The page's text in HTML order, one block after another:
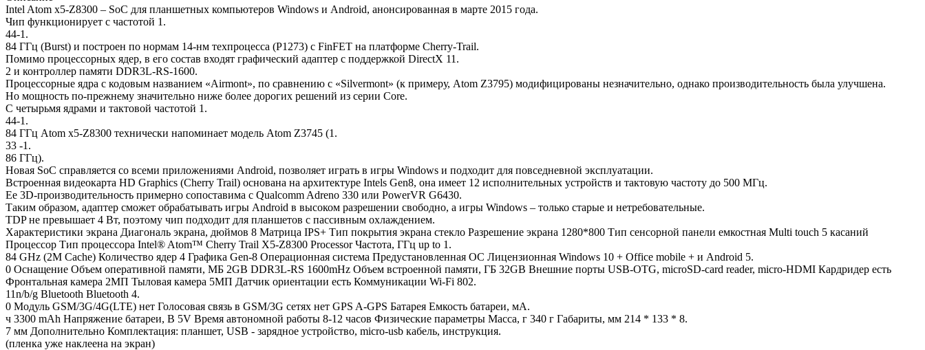
Intel Atom x5-Z8300 – SoC для планшетных компьютеров Windows и Android, анонсированная в марте 2015 года.
Чип функционирует с частотой 1.
44-1.
84 ГГц (Burst) и построен по нормам 14-нм техпроцесса (P1273) с FinFET на платформе Cherry-Trail.
Помимо процессорных ядер, в его состав входят графический адаптер с поддержкой DirectX 11.
2 и контроллер памяти DDR3L-RS-1600.
Процессорные ядра с кодовым названием «Airmont», по сравнению с «Silvermont» (к примеру, Atom Z3795) модифицированы незначительно, однако производительность была улучшена.
Но мощность по-прежнему значительно ниже более дорогих решений из серии Core.
С четырьмя ядрами и тактовой частотой 1.
44-1.
84 ГГц Atom x5-Z8300 технически напоминает модель Atom Z3745 (1.
33 -1.
86 ГГц).
Новая SoC справляется со всеми приложениями Android, позволяет играть в игры Windows и подходит для повседневной эксплуатации.
Встроенная видеокарта HD Graphics (Cherry Trail) основана на архитектуре Intels Gen8, она имеет 12 исполнительных устройств и тактовую частоту до 500 МГц.
Ее 3D-производительность примерно сопоставима с Qualcomm Adreno 330 или PowerVR G6430.
Таким образом, адаптер сможет обрабатывать игры Android в высоком разрешении свободно, а игры Windows – только старые и нетребовательные.
TDP не превышает 4 Вт, поэтому чип подходит для планшетов с пассивным охлаждением.
Характеристики экрана Диагональ экрана, дюймов 8 Матрица IPS+ Тип покрытия экрана стекло Разрешение экрана 1280*800 Тип сенсорной панели емкостная Multi touch 5 касаний
Процессор Тип процессора Intel® Atom™ Cherry Trail X5-Z8300 Processor Частота, ГГц up to 1.
84 GHz (2M Cache) Количество ядер 4 Графика Gen-8 Операционная система Предустановленная ОС Лицензионная Windows 10 + Office mobile + и Android 5.
0 Оснащение Объем оперативной памяти, МБ 2GB DDR3L-RS 1600mHz Объем встроенной памяти, ГБ 32GB Внешние порты USB-OTG, microSD-card reader, micro-HDMI Кардридер есть
Фронтальная камера 2МП Тыловая камера 5МП Датчик ориентации есть Коммуникации Wi-Fi 802.
11n/b/g Bluetooth Bluetooth 4.
0 Модуль GSM/3G/4G(LTE) нет Голосовая связь в GSM/3G сетях нет GPS A-GPS Батарея Емкость батареи, мА.
ч 3300 mAh Напряжение батареи, В 5V Время автономной работы 8-12 часов Физические параметры Масса, г 340 г Габариты, мм 214 * 133 * 8.
7 мм Дополнительно Комплектация: планшет, USB - зарядное устройство, micro-usb кабель, инструкция.
(пленка уже наклеена на экран)